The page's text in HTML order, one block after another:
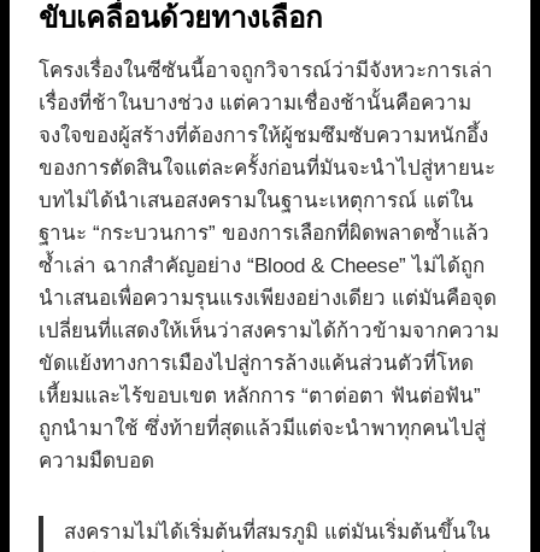
ขับเคลื่อนด้วยทางเลือก
โครงเรื่องในซีซันนี้อาจถูกวิจารณ์ว่ามีจังหวะการเล่า
เรื่องที่ช้าในบางช่วง แต่ความเชื่องช้านั้นคือความ
จงใจของผู้สร้างที่ต้องการให้ผู้ชมซึมซับความหนักอึ้ง
ของการตัดสินใจแต่ละครั้งก่อนที่มันจะนำไปสู่หายนะ
บทไม่ได้นำเสนอสงครามในฐานะเหตุการณ์ แต่ใน
ฐานะ “กระบวนการ” ของการเลือกที่ผิดพลาดซ้ำแล้ว
ซ้ำเล่า ฉากสำคัญอย่าง “Blood & Cheese” ไม่ได้ถูก
นำเสนอเพื่อความรุนแรงเพียงอย่างเดียว แต่มันคือจุด
เปลี่ยนที่แสดงให้เห็นว่าสงครามได้ก้าวข้ามจากความ
ขัดแย้งทางการเมืองไปสู่การล้างแค้นส่วนตัวที่โหด
เหี้ยมและไร้ขอบเขต หลักการ “ตาต่อตา ฟันต่อฟัน”
ถูกนำมาใช้ ซึ่งท้ายที่สุดแล้วมีแต่จะนำพาทุกคนไปสู่
ความมืดบอด
สงครามไม่ได้เริ่มต้นที่สมรภูมิ แต่มันเริ่มต้นขึ้นใน